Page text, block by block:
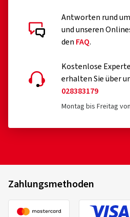
Antworten rund
und unseren
den FAQ.
Kostenlose
erhalten Sie über
028383179
Montag bis Freitag
Zahlungsmethoden